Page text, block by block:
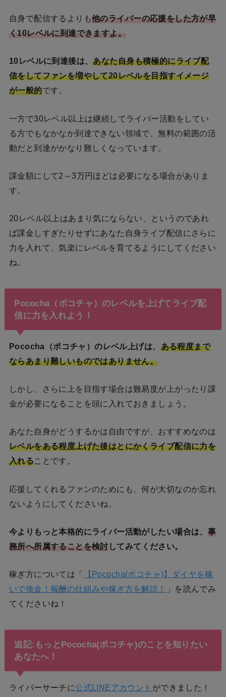
自身で配信するよりも他のライバーの応援をした方が早
く10レベルに到達できますよ。
10レベルに到達後は、あなた自身も積極的にライブ配
信をしてファンを増やして20レベルを目指すイメージ
が一般的です。
一方で30レベル以上は継続してライバー活動をしてい
る方でもなかなか到達できない領域で、無料の範囲の活
動だと到達がかなり難しくなっています。
課金額にして2～3万円ほどは必要になる場合がありま
す。
20レベル以上はあまり気にならない、というのであれ
ば課金しすぎたりせずにあなた自身ライブ配信にさらに
力を入れて、気楽にレベルを育てるようにしてください
ね。
Pococha（ポコチャ）のレベルを上げてライブ配
信に力を入れよう！
Pococha（ポコチャ）のレベル上げは、 ある程度まで
ならあまり難しいものではありません。
しかし、さらに上を目指す場合は難易度が上がったり課
金が必要になることを頭に入れておきましょう。
あなた自身がどうするかは自由ですが、おすすめなのは
レベルをある程度上げた後はとにかくライブ配信に力を
入れることです。
応援してくれるファンのためにも、何が大切なのか忘れ
ないようにしてくださいね。
今よりもっと本格的にライバー活動がしたい場合は、 事
務所へ所属することを検討 してみてください。
稼ぎ方については「
【Pococha(ポコチャ)】ダイヤを稼
いで換金！報酬の仕組みや稼ぎ方を解説！
」を読んでみ
てくださいね！
追記:もっとPococha(ポコチャ)のことを知りたい
あなたへ！
ライバーサーチに公式LINEアカウント ができました！